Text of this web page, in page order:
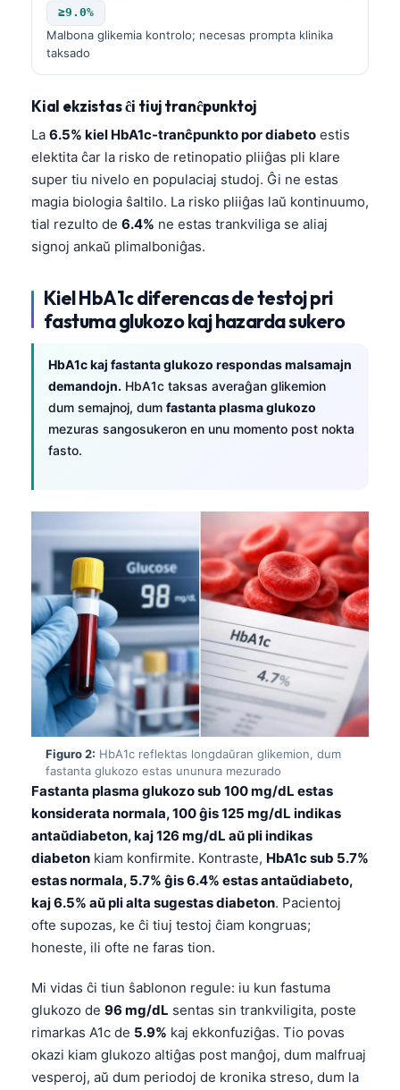
≥9.0%
Malbona glikemia kontrolo; necesas prompta klinika
taksado
Kial ekzistas ĉi tiuj tranĉpunktoj
La 6.5% kiel HbA1c-tranĉpunkto por diabeto estis
elektita ĉar la risko de retinopatio pliiĝas pli klare
super tiu nivelo en populaciaj studoj. Ĝi ne estas
magia biologia ŝaltilo. La risko pliiĝas laŭ kontinuumo,
tial rezulto de 6.4% ne estas trankviliga se aliaj
signoj ankaŭ plimalboniĝas.
Kiel HbA1c diferencas de testoj pri
fastuma glukozo kaj hazarda sukero
HbA1c kaj fastanta glukozo respondas malsamajn
demandojn. HbA1c taksas averaĝan glikemion
dum semajnoj, dum fastanta plasma glukozo
mezuras sangosukeron en unu momento post nokta
fasto.
Figuro 2: HbA1c reflektas longdaŭran glikemion, dum
fastanta glukozo estas ununura mezurado
Fastanta plasma glukozo sub 100 mg/dL estas
konsiderata normala, 100 ĝis 125 mg/dL indikas
antaŭdiabeton, kaj 126 mg/dL aŭ pli indikas
diabeton kiam konfirmite. Kontraste, HbA1c sub 5.7%
estas normala, 5.7% ĝis 6.4% estas antaŭdiabeto,
kaj 6.5% aŭ pli alta sugestas diabeton. Pacientoj
ofte supozas, ke ĉi tiuj testoj ĉiam kongruas;
honeste, ili ofte ne faras tion.
Mi vidas ĉi tiun ŝablonon regule: iu kun fastuma
glukozo de 96 mg/dL sentas sin trankviligita, poste
rimarkas A1c de 5.9% kaj ekkonfuziĝas. Tio povas
okazi kiam glukozo altiĝas post manĝoj, dum malfruaj
vesperoj, aŭ dum periodoj de kronika streso, dum la